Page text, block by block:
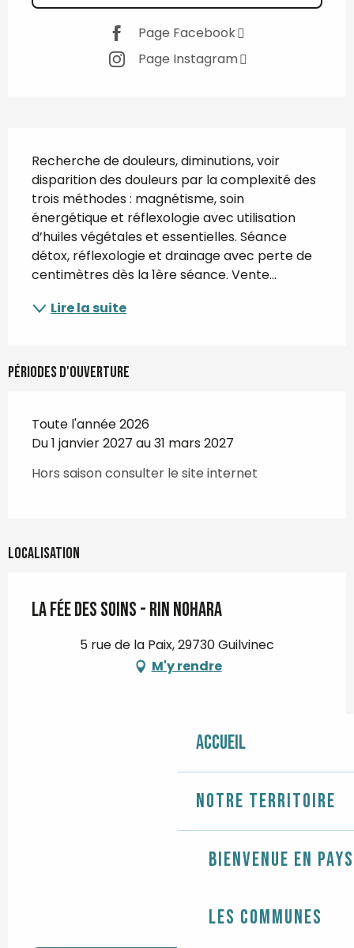
Accueil
Notre territoire
Bienvenue en
Les communes
Page Facebook
Page Instagram
Recherche de douleurs, diminutions, voir
disparition des douleurs par la complexité des
trois méthodes : magnétisme, soin
énergétique et réflexologie avec utilisation
d’huiles végétales et essentielles. Séance
détox, réflexologie et drainage avec perte de
centimètres dès la 1ère séance. Vente...
Lire la suite
Périodes d'ouverture
Toute l'année 2026
Du 1 janvier 2027 au 31 mars 2027
Hors saison consulter le site internet
Localisation
La fée des soins - Rin nohara
5 rue de la Paix, 29730 Guilvinec
M'y rendre